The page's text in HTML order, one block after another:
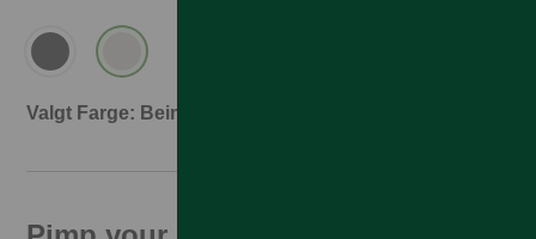
Valgt Farge: Bein